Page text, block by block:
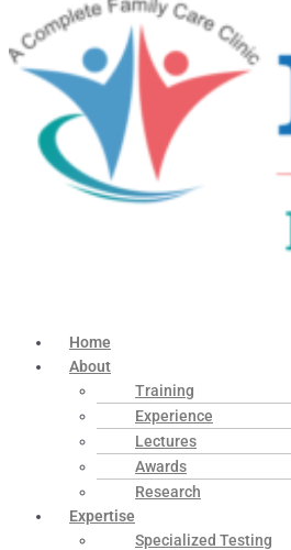
Home
About
Training
Experience
Lectures
Awards
Research
Expertise
Specialized Testing